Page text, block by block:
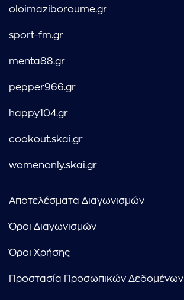
oloimaziboroume.gr
sport-fm.gr
menta88.gr
pepper966.gr
happy104.gr
cookout.skai.gr
womenonly.skai.gr
Αποτελέσματα Διαγωνισμών
Όροι Διαγωνισμών
Όροι Χρήσης
Προστασία Προσωπικών Δεδομένων